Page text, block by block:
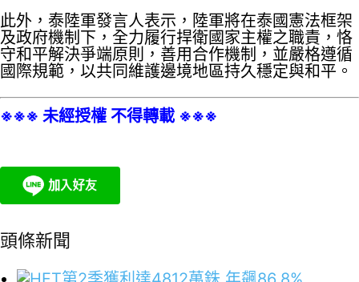
此外，泰陸軍發言人表示，陸軍將在泰國憲法框架
及政府機制下，全力履行捍衛國家主權之職責，恪
守和平解決爭端原則，善用合作機制，並嚴格遵循
國際規範，以共同維護邊境地區持久穩定與和平。
※※※ 未經授權 不得轉載 ※※※
頭條新聞